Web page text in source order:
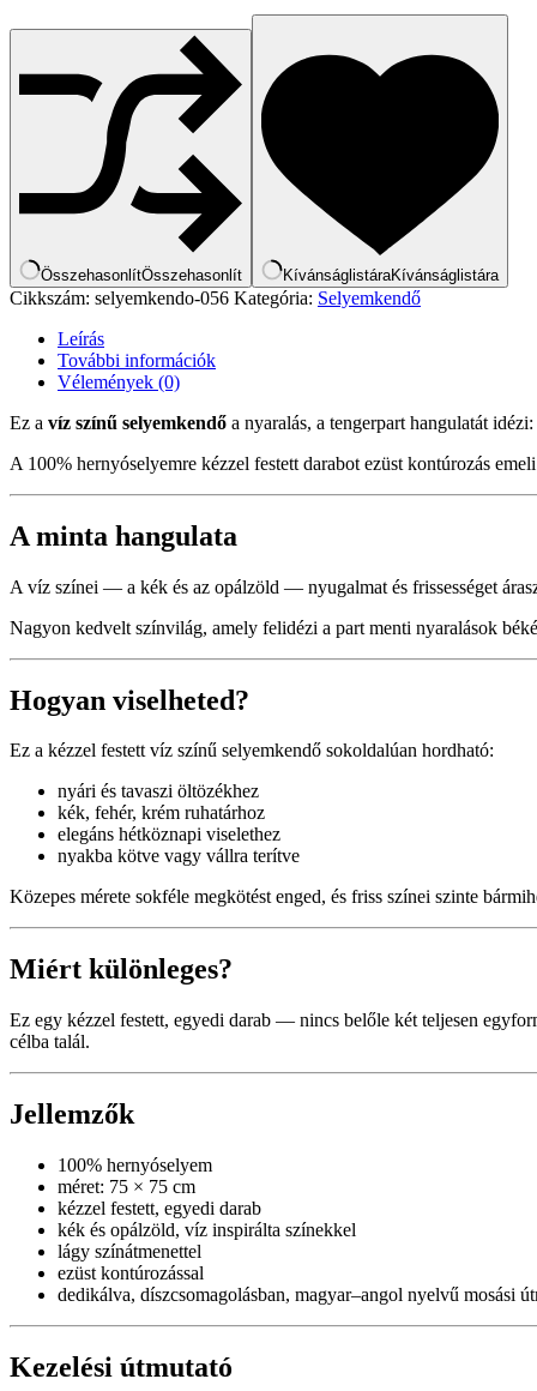
ÖsszehasonlítÖsszehasonlít KívánságlistáraKívánságlistára
Cikkszám: selyemkendo-056 Kategória: Selyemkendő
Leírás
További információk
Vélemények (0)
Ez a víz színű selyemkendő a nyaralás, a tengerpart hangulatát
A 100% hernyóselyemre kézzel festett darabot ezüst kontúrozás
A minta hangulata
A víz színei — a kék és az opálzöld — nyugalmat és frissességet
Nagyon kedvelt színvilág, amely felidézi a part menti nyaralások
Hogyan viselheted?
Ez a kézzel festett víz színű selyemkendő sokoldalúan hordható:
nyári és tavaszi öltözékhez
kék, fehér, krém ruhatárhoz
elegáns hétköznapi viselethez
nyakba kötve vagy vállra terítve
Közepes mérete sokféle megkötést enged, és friss színei szinte
Miért különleges?
Ez egy kézzel festett, egyedi darab — nincs belőle két teljesen
célba talál.
Jellemzők
100% hernyóselyem
méret: 75 × 75 cm
kézzel festett, egyedi darab
kék és opálzöld, víz inspirálta színekkel
lágy színátmenettel
ezüst kontúrozással
dedikálva, díszcsomagolásban, magyar–angol nyelvű mosási
Kezelési útmutató